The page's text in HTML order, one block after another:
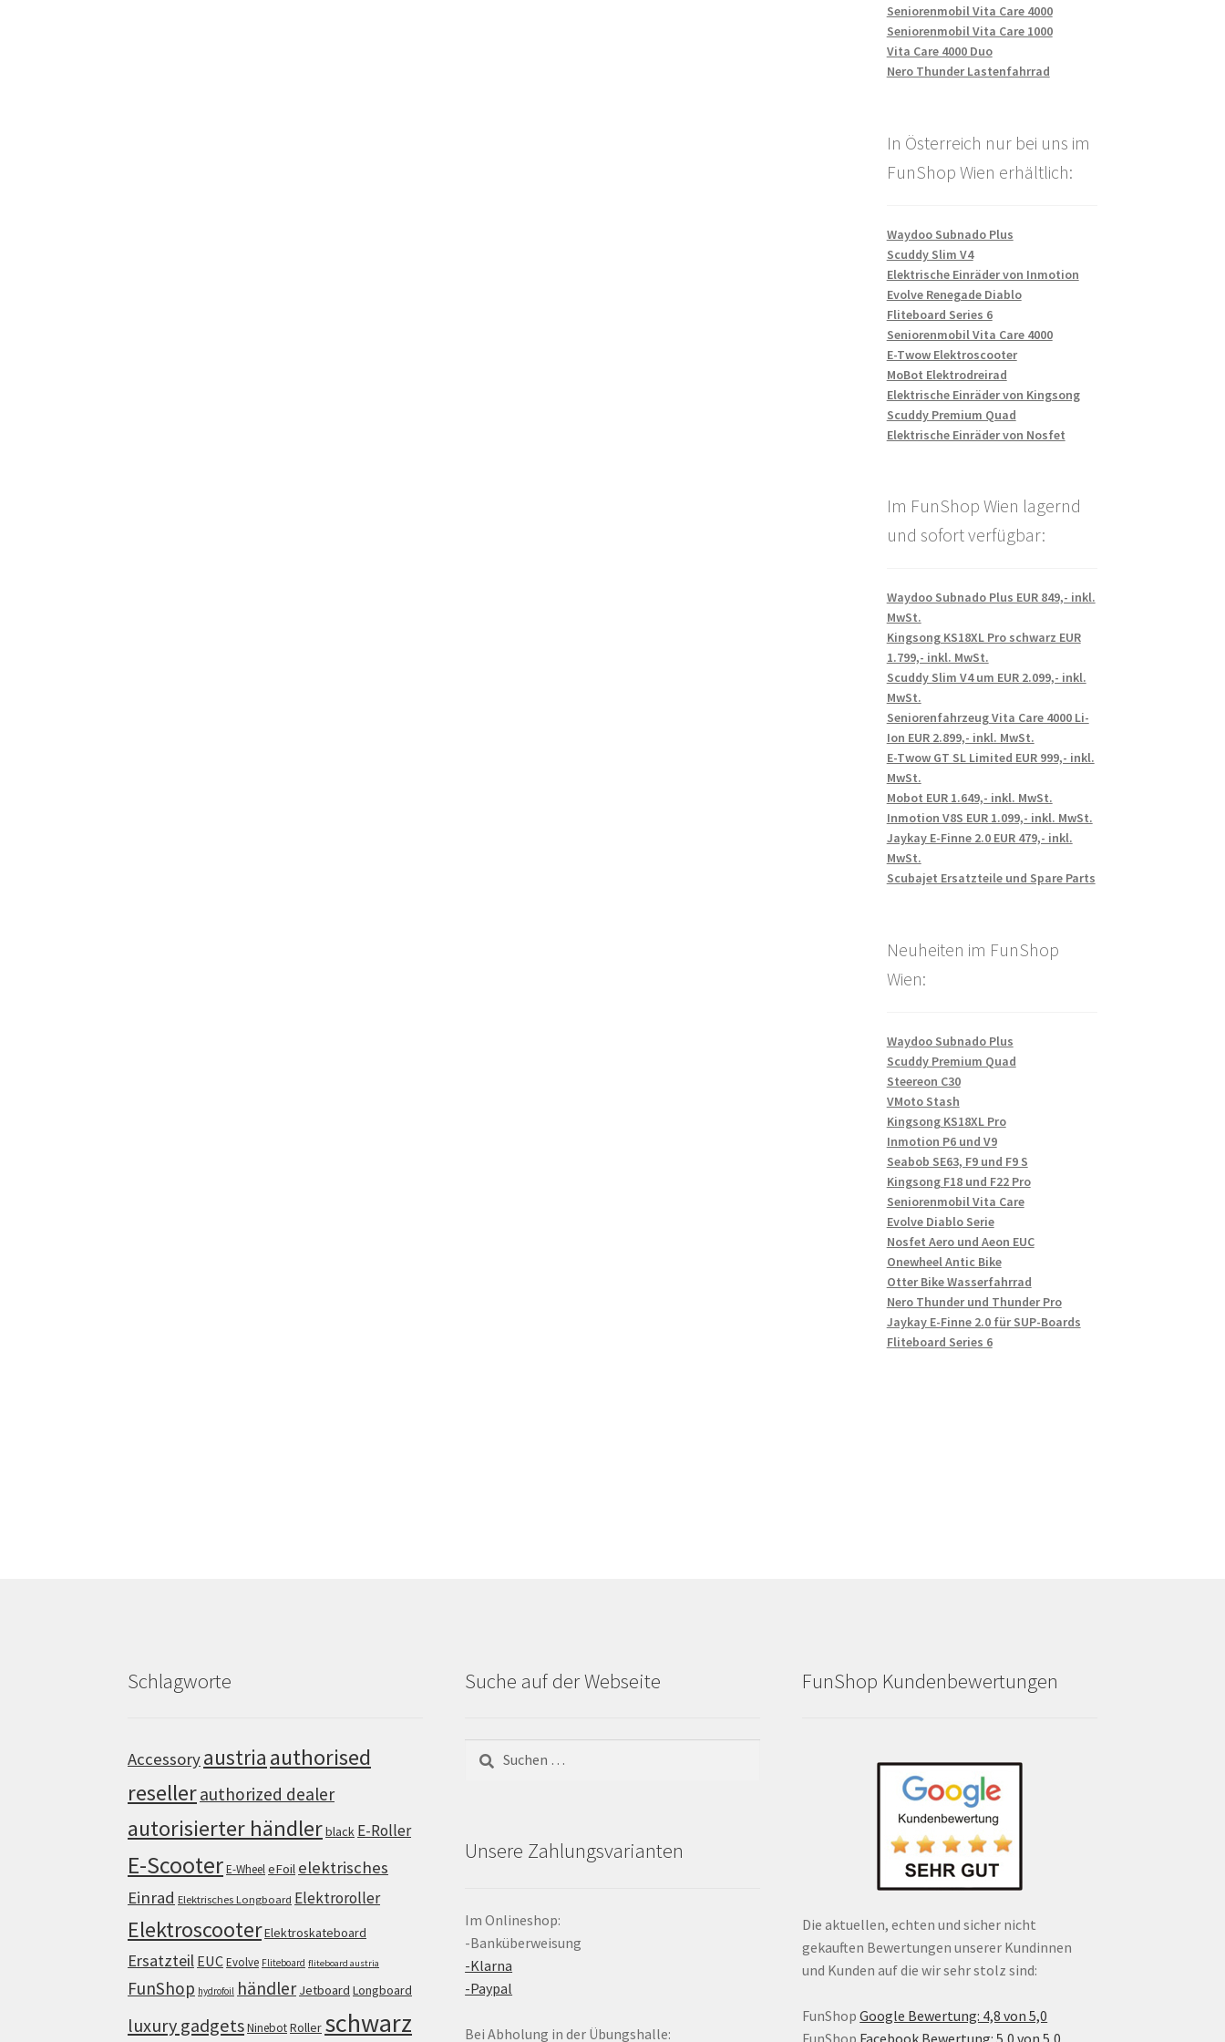
Seniorenmobil Vita Care 4000
Seniorenmobil Vita Care 1000
Vita Care 4000 Duo
Nero Thunder Lastenfahrrad
In Österreich nur bei uns im
FunShop Wien erhältlich:
Waydoo Subnado Plus
Scuddy Slim V4
Elektrische Einräder von Inmotion
Evolve Renegade Diablo
Fliteboard Series 6
Seniorenmobil Vita Care 4000
E-Twow Elektroscooter
MoBot Elektrodreirad
Elektrische Einräder von Kingsong
Scuddy Premium Quad
Elektrische Einräder von Nosfet
Im FunShop Wien lagernd
und sofort verfügbar:
Waydoo Subnado Plus EUR 849,- inkl.
MwSt.
Kingsong KS18XL Pro schwarz EUR
1.799,- inkl. MwSt.
Scuddy Slim V4 um EUR 2.099,- inkl.
MwSt.
Seniorenfahrzeug Vita Care 4000 Li-
Ion EUR 2.899,- inkl. MwSt.
E-Twow GT SL Limited EUR 999,- inkl.
MwSt.
Mobot EUR 1.649,- inkl. MwSt.
Inmotion V8S EUR 1.099,- inkl. MwSt.
Jaykay E-Finne 2.0 EUR 479,- inkl.
MwSt.
Scubajet Ersatzteile und Spare Parts
Neuheiten im FunShop
Wien:
Waydoo Subnado Plus
Scuddy Premium Quad
Steereon C30
VMoto Stash
Kingsong KS18XL Pro
Inmotion P6 und V9
Seabob SE63, F9 und F9 S
Kingsong F18 und F22 Pro
Seniorenmobil Vita Care
Evolve Diablo Serie
Nosfet Aero und Aeon EUC
Onewheel Antic Bike
Otter Bike Wasserfahrrad
Nero Thunder und Thunder Pro
Jaykay E-Finne 2.0 für SUP-Boards
Fliteboard Series 6
Schlagworte
Accessoryaustria authorised
resellerauthorized dealer
autorisierter händlerblack E-Roller
E-ScooterE-WheeleFoil elektrisches
Einrad Elektrisches Longboard Elektroroller
ElektroscooterElektroskateboard
Ersatzteil EUCEvolve Fliteboard fliteboard austria
FunShop hydrofoil händler Jetboard Longboard
luxury gadgetsNinebotRoller schwarz
Suche auf der Webseite
nach:
Unsere Zahlungsvarianten
Im Onlineshop:
-Banküberweisung
-Klarna
-Paypal
Bei Abholung in der Übungshalle:
FunShop Kundenbewertungen
Die aktuellen, echten und sicher nicht
gekauften Bewertungen unserer Kundinnen
und Kunden auf die wir sehr stolz sind:
FunShop Google Bewertung: 4,8 von 5,0
FunShop Facebook Bewertung: 5,0 von 5,0